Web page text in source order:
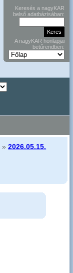
Keresés a nagyKAR
belső adatbázisában:
A nagyKAR honlapjai
betűrendben:
»2026.05.15.